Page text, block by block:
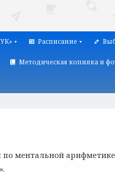
Расписание
Методическая копилка и
ментальной